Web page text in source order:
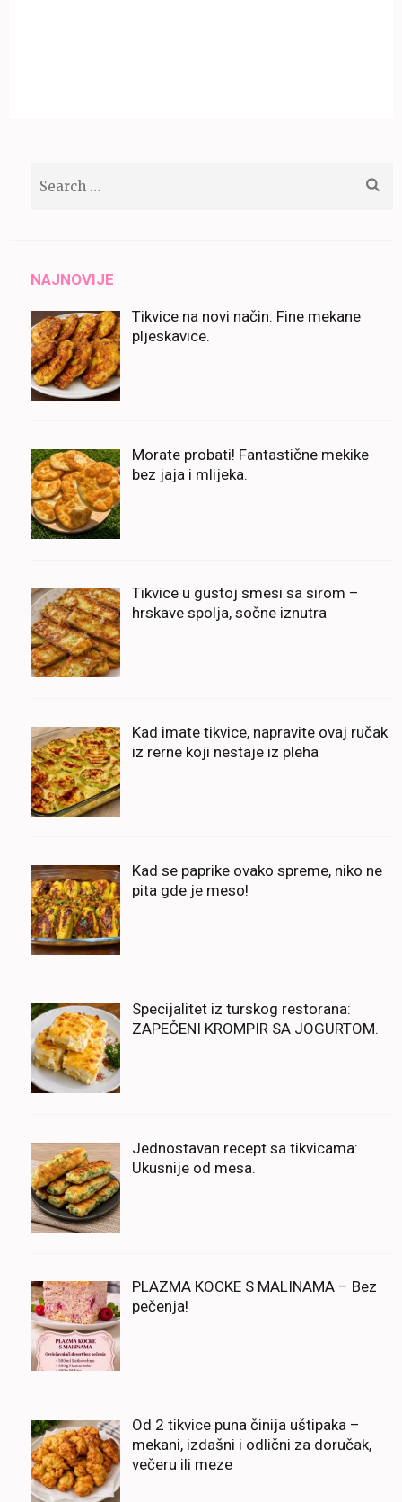
NAJNOVIJE
Tikvice na novi način: Fine mekane
pljeskavice.
Morate probati! Fantastične mekike
bez jaja i mlijeka.
Tikvice u gustoj smesi sa sirom –
hrskave spolja, sočne iznutra
Kad imate tikvice, napravite ovaj ručak
iz rerne koji nestaje iz pleha
Kad se paprike ovako spreme, niko ne
pita gde je meso!
Specijalitet iz turskog restorana:
ZAPEČENI KROMPIR SA JOGURTOM.
Jednostavan recept sa tikvicama:
Ukusnije od mesa.
PLAZMA KOCKE S MALINAMA – Bez
pečenja!
Od 2 tikvice puna činija uštipaka –
mekani, izdašni i odlični za doručak,
večeru ili meze